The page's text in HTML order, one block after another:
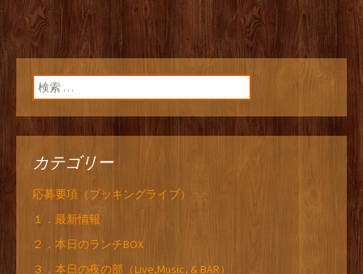
検索:
カテゴリー
応募要項（ブッキングライブ）
１．最新情報
２．本日のランチBOX
３．本日の夜の部（Live,Music, & BAR）